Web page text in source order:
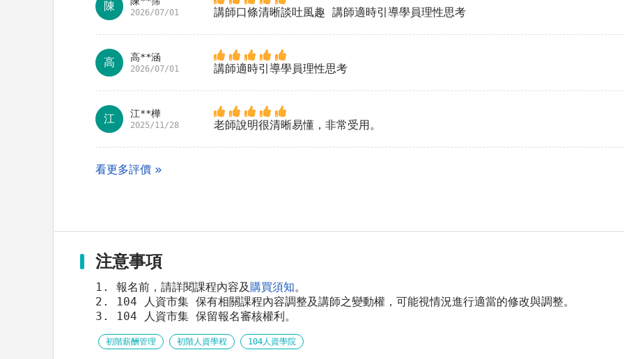
陳 2026/07/01 講師口條清晰談吐風趣 講師適時引導學員理性思考
高 高**涵
2026/07/01 講師適時引導學員理性思考
江 江**樺
2025/11/28 老師說明很清晰易懂，非常受用。
看更多評價
注意事項
1. 報名前，請詳閱課程內容及購買須知。
2. 104 人資市集 保有相關課程內容調整及講師之變動權，可能視情況進行適當的修改與調整。
3. 104 人資市集 保留報名審核權利。
初階薪酬管理 初階人資學程 104人資學院